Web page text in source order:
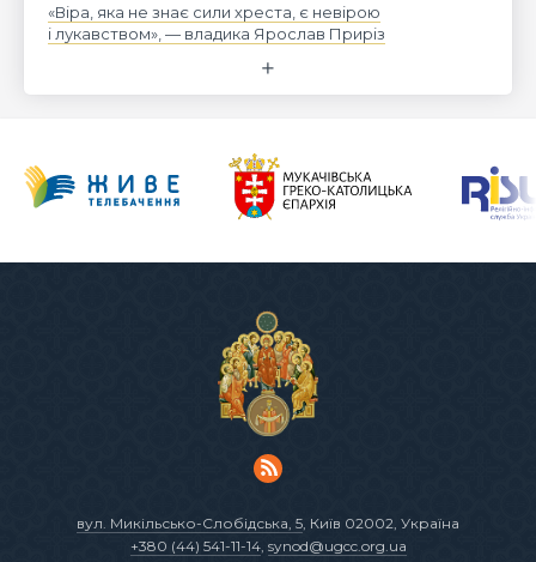
«Віра, яка не знає сили хреста, є невірою
і лукавством», — владика Ярослав Приріз
вул. Микільсько-Слобідська, 5, Київ 02002, Україна
+380 (44) 541-11-14, synod@ugcc.org.ua